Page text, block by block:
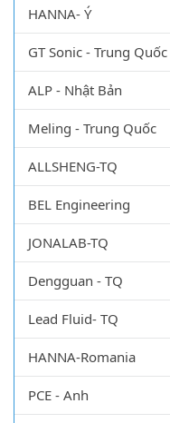
HANNA- Ý
GT Sonic - Trung Quốc
ALP - Nhật Bản
Meling - Trung Quốc
ALLSHENG-TQ
BEL Engineering
JONALAB-TQ
Dengguan - TQ
Lead Fluid- TQ
HANNA-Romania
PCE - Anh